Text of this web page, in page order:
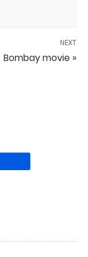
NEXT
Bombay movie »